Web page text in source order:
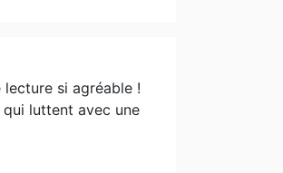
si agréable !
luttent avec une